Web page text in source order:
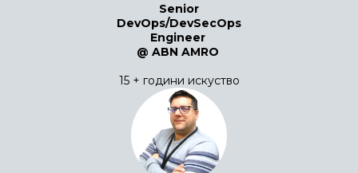
Senior
DevOps/DevSecOps
Engineer
@ ABN AMRO
15 + години искуство